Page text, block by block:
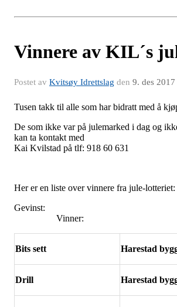
Vinnere av KIL´s
Postet av Kvitsøy Idrettslag den 9. des 2017
Tusen takk til alle som har bidratt med å
De som ikke var på julemarked i dag og
kan ta kontakt med
Kai Kvilstad på tlf: 918 60 631
Her er en liste over vinnere fra jule-lotteriet:
Gevinst:
Vinner:
Bits sett Harestad
Drill Harestad